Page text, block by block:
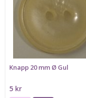
Knapp 20 mm Ø Gul
5 kr